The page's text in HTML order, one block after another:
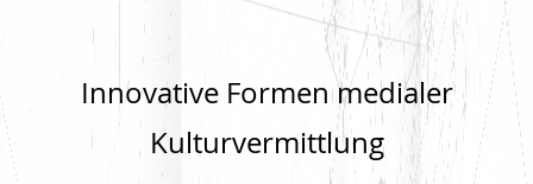
Innovative Formen medialer
Kulturvermittlung